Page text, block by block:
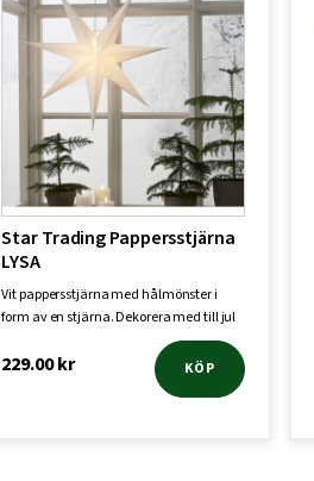
Star Trading Pappersstjärna
LYSA
Vit pappersstjärna med hålmönster i
form av en stjärna. Dekorera med till jul
229.00kr KÖP